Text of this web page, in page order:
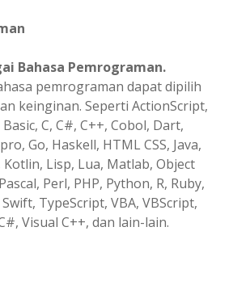
Bahasa Pemrograman.
pemrograman dapat dipilih
keinginan. Seperti ActionScript,
C, C#, C++, Cobol, Dart,
Go, Haskell, HTML CSS, Java,
Kotlin, Lisp, Lua, Matlab, Object
Perl, PHP, Python, R, Ruby,
TypeScript, VBA, VBScript,
Visual C++, dan lain-lain.